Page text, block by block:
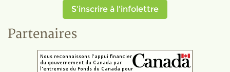
S'inscrire à l'infolettre
Partenaires